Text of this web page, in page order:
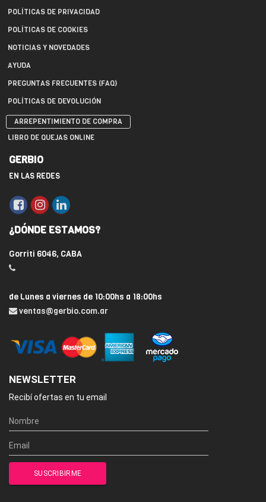
POLÍTICAS DE PRIVACIDAD
POLÍTICAS DE COOKIES
NOTICIAS Y NOVEDADES
AYUDA
PREGUNTAS FRECUENTES (FAQ)
POLÍTICAS DE DEVOLUCIÓN
ARREPENTIMIENTO DE COMPRA
LIBRO DE QUEJAS ONLINE
GERBIO
EN LAS REDES
¿DÓNDE ESTAMOS?
Gorriti 6046, CABA
de Lunes a viernes de 10:00hs a 18:00hs
ventas@gerbio.com.ar
NEWSLETTER
Recibí ofertas en tu email